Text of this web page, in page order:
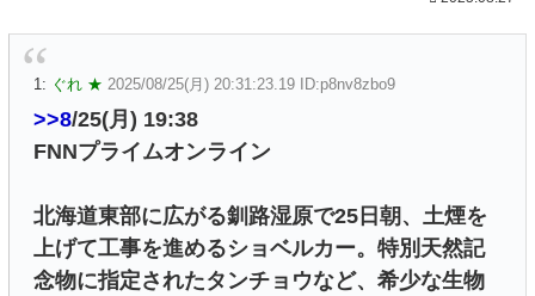
1: ぐれ ★ 2025/08/25(月) 20:31:23.19 ID:p8nv8zbo9
>>8/25(月) 19:38
FNNプライムオンライン
北海道東部に広がる釧路湿原で25日朝、土煙を
上げて工事を進めるショベルカー。特別天然記
念物に指定されたタンチョウなど、希少な生物